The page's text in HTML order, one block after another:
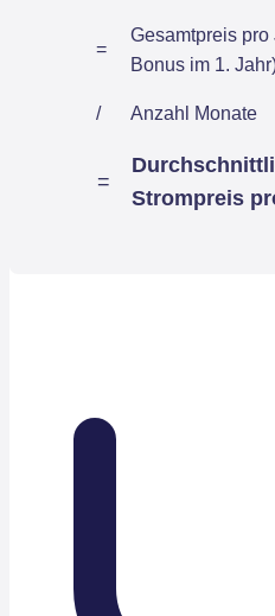
=
Gesamtpreis pro
Bonus im 1.
/ Anzahl Monate
=
Strompreis